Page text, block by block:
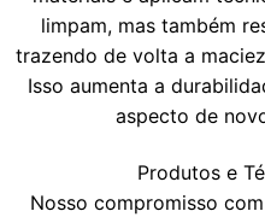
limpam, mas também
trazendo de volta a
Isso aumenta a
aspecto de
Produtos e
Nosso compromisso